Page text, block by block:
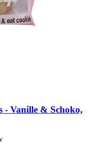
-​ Vanille & Schoko,